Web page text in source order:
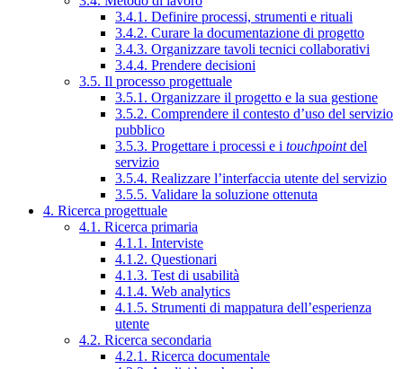
3.4.1. Definire processi, strumenti e rituali
3.4.2. Curare la documentazione di progetto
3.4.3. Organizzare tavoli tecnici collaborativi
3.4.4. Prendere decisioni
3.5. Il processo progettuale
3.5.1. Organizzare il progetto e la sua gestione
3.5.2. Comprendere il contesto d’uso del servizio
pubblico
3.5.3. Progettare i processi e i touchpointdel
servizio
3.5.4. Realizzare l’interfaccia utente del servizio
3.5.5. Validare la soluzione ottenuta
4. Ricerca progettuale
4.1. Ricerca primaria
4.1.1. Interviste
4.1.2. Questionari
4.1.3. Test di usabilità
4.1.4. Web analytics
4.1.5. Strumenti di mappatura dell’esperienza
utente
4.2. Ricerca secondaria
4.2.1. Ricerca documentale